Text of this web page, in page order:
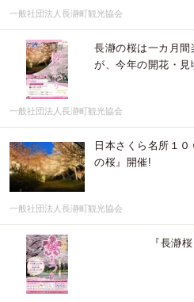
一般社団法人長瀞町観光協会
長瀞の桜は一カ月
が、今年の開花・見
一般社団法人長瀞町観光協会
日本さくら名所１
の桜』開催!
一般社団法人長瀞町観光協会
『長瀞